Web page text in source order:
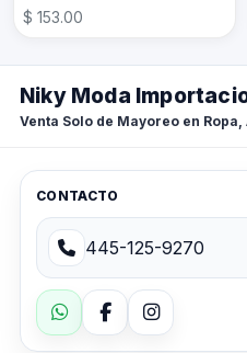
$ 153.00
Niky Moda
Venta Solo de Mayoreo en
CONTACTO
445-125-9270